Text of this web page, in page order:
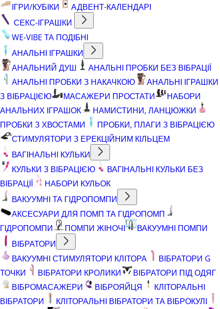
ІГРИ/КУБІКИ
АДВЕНТ-КАЛЕНДАРІ
СЕКС-ІГРАШКИ
WE-VIBE ТА ПОДІБНІ
АНАЛЬНІ ІГРАШКИ
АНАЛЬНИЙ ДУШ
АНАЛЬНІ ПРОБКИ БЕЗ ВІБРАЦІЇ
АНАЛЬНІ ПРОБКИ З НАКАЧКОЮ
АНАЛЬНІ ІГРАШКИ
З ВІБРАЦІЄЮ
МАСАЖЕРИ ПРОСТАТИ
НАБОРИ
АНАЛЬНИХ ІГРАШОК
НАМИСТИНИ, ЛАНЦЮЖКИ
ПРОБКИ З ХВОСТАМИ
ПРОБКИ, ПЛАГИ З ВІБРАЦІЄЮ
СТИМУЛЯТОРИ З ЕРЕКЦІЙНИМ КІЛЬЦЕМ
ВАГІНАЛЬНІ КУЛЬКИ
КУЛЬКИ З ВІБРАЦІЄЮ
ВАГІНАЛЬНІ КУЛЬКИ БЕЗ
ВІБРАЦІЇ
НАБОРИ КУЛЬОК
ВАКУУМНІ ТА ГІДРОПОМПИ
АКСЕСУАРИ ДЛЯ ПОМП ТА ГІДРОПОМП
ГІДРОПОМПИ
ПОМПИ ЖІНОЧІ
ВАКУУМНІ ПОМПИ
ВІБРАТОРИ
ВАКУУМНІ СТИМУЛЯТОРИ КЛІТОРА
ВІБРАТОРИ G
ТОЧКИ
ВІБРАТОРИ КРОЛИКИ
ВІБРАТОРИ ПІД ОДЯГ
ВІБРОМАСАЖЕРИ
ВІБРОЯЙЦЯ
КЛІТОРАЛЬНІ
ВІБРАТОРИ
КЛІТОРАЛЬНІ ВІБРАТОРИ ТА ВІБРОКУЛІ